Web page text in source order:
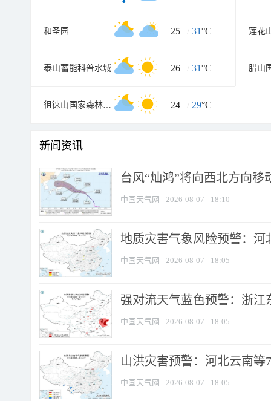
和圣园 25 / 31°C 莲花
泰山蓄能科普水城 26 / 31°C 腊山
徂徕山国家森林公园 24 / 29°C
新闻资讯
台风“灿鸿”将向西北方向移
中国天气网 2026-08-07 18:10
地质灾害气象风险预警：河
中国天气网 2026-08-07 18:05
强对流天气蓝色预警：浙江
中国天气网 2026-08-07 18:05
山洪灾害预警：河北云南
中国天气网 2026-08-07 18:05